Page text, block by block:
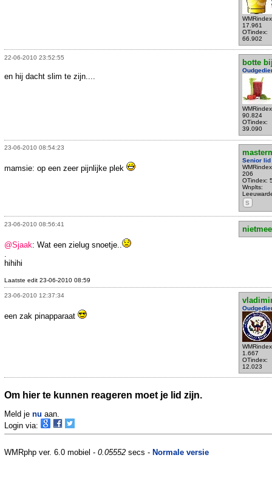
17.961
OTindex:
66.902
22-06-2010 23:52:55
botte
90.824
OTindex:
39.090
en hij dacht slim te zijn....
23-06-2010 08:54:23
Senior lid
206
OTindex:
Wnplts:
S
mamsie: op een zeer pijnlijke plek
23-06-2010 08:56:41
@Sjaak: Wat een zielug snoetje..
hihihi
Laatste edit 23-06-2010 08:59
23-06-2010 12:37:34
1.667
OTindex:
12.023
een zak pinapparaat
Om hier te kunnen reageren moet je lid zijn.
Meld je nu aan.
Login via:
WMRphp ver. 6.0 mobiel - 0.05552 secs - Normale versie